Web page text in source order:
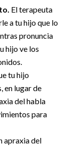
El terapeuta
a tu hijo que lo
pronuncia
hijo ve los
tu hijo
en lugar de
del habla
para
apraxia del